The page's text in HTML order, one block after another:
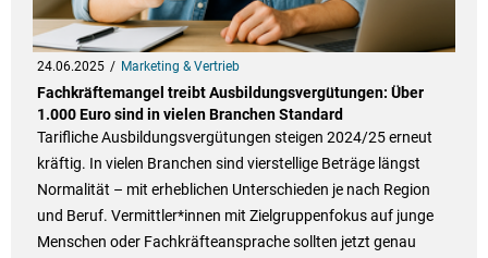
24.06.2025 Marketing & Vertrieb
Fachkräftemangel treibt Ausbildungsvergütungen: Über
1.000 Euro sind in vielen Branchen Standard
Tarifliche Ausbildungsvergütungen steigen 2024/25 erneut
kräftig. In vielen Branchen sind vierstellige Beträge längst
Normalität – mit erheblichen Unterschieden je nach Region
und Beruf. Vermittler*innen mit Zielgruppenfokus auf junge
Menschen oder Fachkräfteansprache sollten jetzt genau